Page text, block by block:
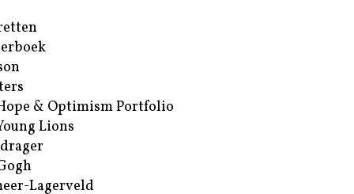
& Optimism Portfolio
Lions
Lagerveld